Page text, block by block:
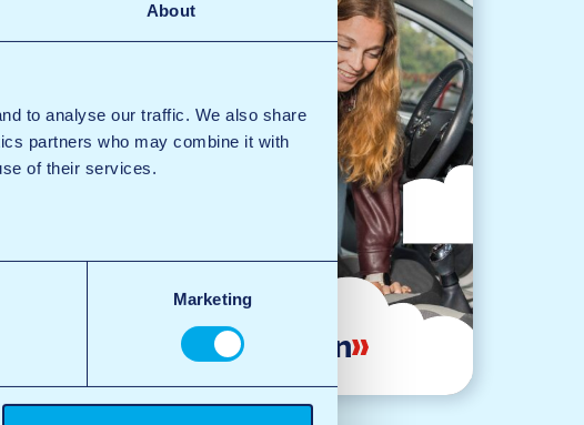
About
to analyse our traffic. We also share
partners who may combine it with
of their services.
Marketing
Aspiration